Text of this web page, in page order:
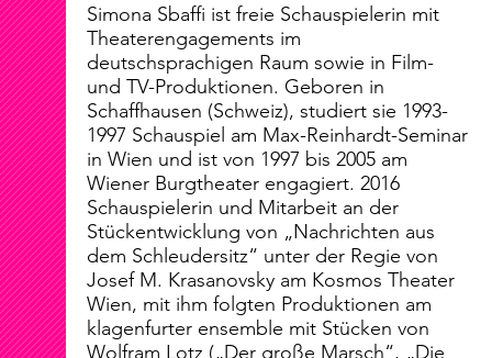
Simona Sbaffi ist freie Schauspielerin mit
Theaterengagements im
deutschsprachigen Raum sowie in Film-
und TV-Produktionen. Geboren in
Schaffhausen (Schweiz), studiert sie 1993-
1997 Schauspiel am Max-Reinhardt-Seminar
in Wien und ist von 1997 bis 2005 am
Wiener Burgtheater engagiert. 2016
Schauspielerin und Mitarbeit an der
Stückentwicklung von „Nachrichten aus
dem Schleudersitz“ unter der Regie von
Josef M. Krasanovsky am Kosmos Theater
Wien, mit ihm folgten Produktionen am
klagenfurter ensemble mit Stücken von
Wolfram Lotz („Der große Marsch“, „Die